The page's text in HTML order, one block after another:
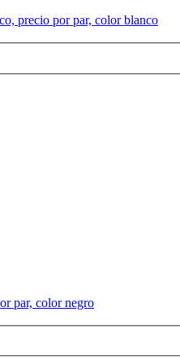
precio por par, color blanco
par, color negro